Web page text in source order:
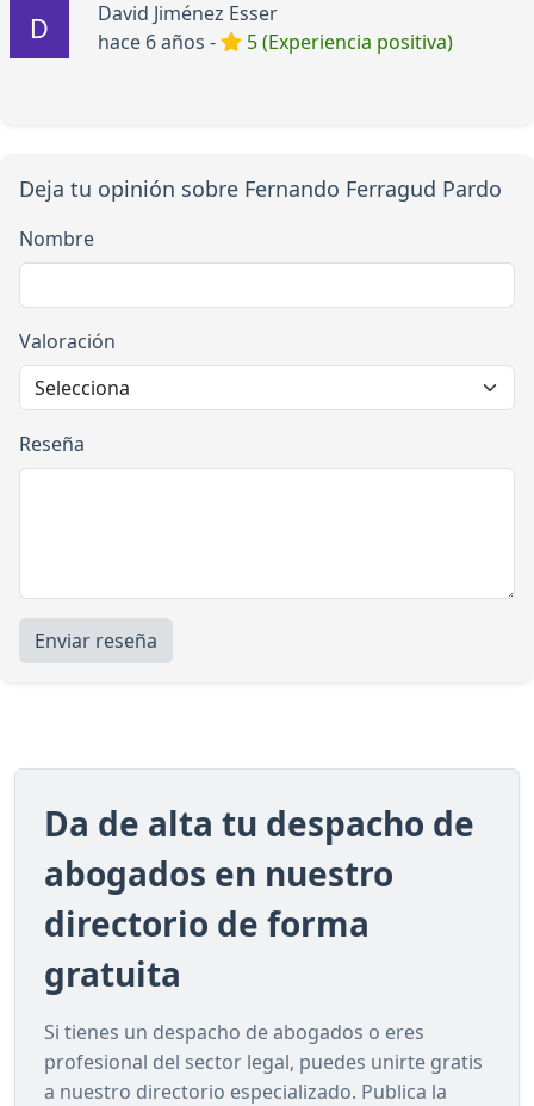
David Jiménez Esser
hace 6 años -
5 (Experiencia positiva)
Deja tu opinión sobre Fernando Ferragud Pardo
Nombre
Valoración
Reseña
Enviar reseña
Da de alta tu despacho de
abogados en nuestro
directorio de forma
gratuita
Si tienes un despacho de abogados o eres
profesional del sector legal, puedes unirte gratis
a nuestro directorio especializado. Publica la